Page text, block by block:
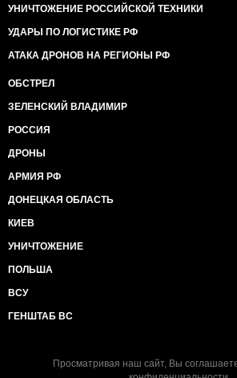
УНИЧТОЖЕНИЕ РОССИЙСКОЙ ТЕХНИКИ
УДАРЫ ПО ЛОГИСТИКЕ РФ
АТАКА ДРОНОВ НА РЕГИОНЫ РФ
ОБСТРЕЛ
ЗЕЛЕНСКИЙ ВЛАДИМИР
РОССИЯ
ДРОНЫ
АРМИЯ РФ
ДОНЕЦКАЯ ОБЛАСТЬ
КИЕВ
УНИЧТОЖЕНИЕ
ПОЛЬША
ВСУ
ГЕНШТАБ ВС
Просматривая наш сайт, Вы